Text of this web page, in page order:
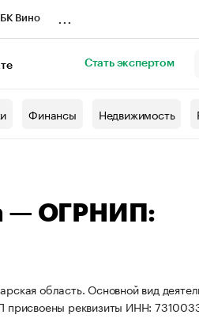
Вино
Стать экспертом
Финансы Недвижимость
— ОГРНИП:
область. Основной вид
присвоены реквизиты ИНН: